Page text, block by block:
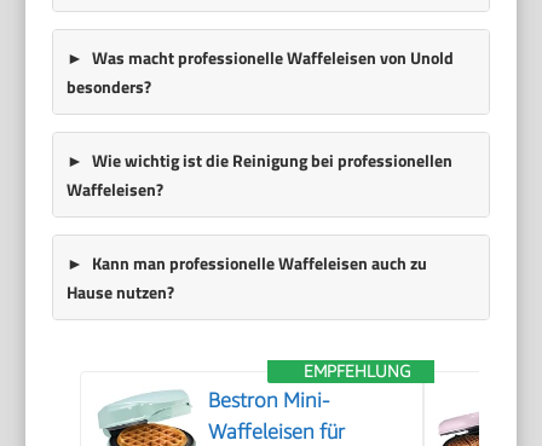
Was macht professionelle Waffeleisen von Unold
besonders?
Wie wichtig ist die Reinigung bei professionellen
Waffeleisen?
Kann man professionelle Waffeleisen auch zu
Hause nutzen?
EMPFEHLUNG
Bestron Mini-
Waffeleisen für